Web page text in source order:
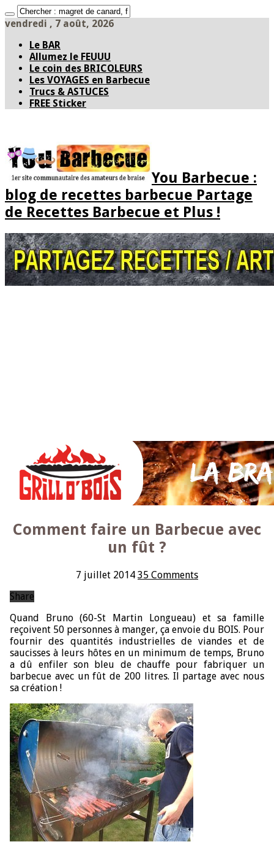
vendredi , 7 août, 2026
Le BAR
Allumez le FEUUU
Le coin des BRICOLEURS
Les VOYAGES en Barbecue
Trucs & ASTUCES
FREE Sticker
You Barbecue :
blog de recettes barbecue Partage
de Recettes Barbecue et Plus !
Comment faire un Barbecue avec
un fût ?
7 juillet 2014 35 Comments
Share
Quand Bruno (60-St Martin Longueau) et sa famille
reçoivent 50 personnes à manger, ça envoie du BOIS. Pour
fournir des quantités industrielles de viandes et de
saucisses à leurs hôtes en un minimum de temps, Bruno
a dû enfiler son bleu de chauffe pour fabriquer un
barbecue avec un fût de 200 litres. Il partage avec nous
sa création !